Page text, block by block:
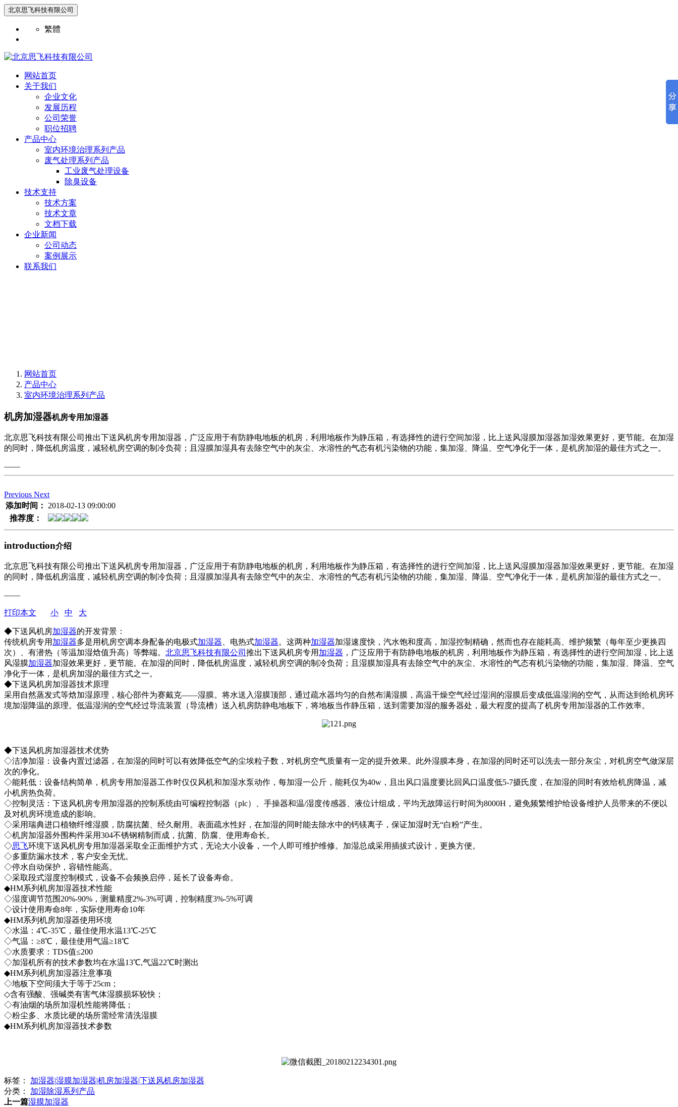
北京思飞科技有限公司
繁體
网站首页
关于我们
企业文化
发展历程
公司荣誉
职位招聘
产品中心
室内环境治理系列产品
废气处理系列产品
工业废气处理设备
除臭设备
技术支持
技术方案
技术文章
文档下载
企业新闻
公司动态
案例展示
联系我们
网站首页
产品中心
室内环境治理系列产品
机房加湿器机房专用加湿器
北京思飞科技有限公司推出下送风机房专用加湿器，广泛应用于有防静电地板的机房，利用地板作为静压箱，有选择性的进行空间加湿，比上送风湿膜加湿器加湿效果更好，更节能。在加湿
的同时，降低机房温度，减轻机房空调的制冷负荷；且湿膜加湿具有去除空气中的灰尘、水溶性的气态有机污染物的功能，集加湿、降温、空气净化于一体，是机房加湿的最佳方式之一。
——
Previous Next
添加时间： 2018-02-13 09:00:00
推荐度：
introduction介绍
北京思飞科技有限公司推出下送风机房专用加湿器，广泛应用于有防静电地板的机房，利用地板作为静压箱，有选择性的进行空间加湿，比上送风湿膜加湿器加湿效果更好，更节能。在加湿
的同时，降低机房温度，减轻机房空调的制冷负荷；且湿膜加湿具有去除空气中的灰尘、水溶性的气态有机污染物的功能，集加湿、降温、空气净化于一体，是机房加湿的最佳方式之一。
——
打印本文 小 中 大
◆下送风机房加湿器的开发背景：
传统机房专用 加湿器多是用机房空调本身配备的电极式加湿器 、电热式加湿器。这两种加湿器加湿速度快，汽水饱和度高，加湿控制精确，然而也存在能耗高、维护频繁（每年至少更换四
次）、有潜热（等温加湿焓值升高）等弊端。 北京思飞科技有限公司 推出下送风机房专用 加湿器 ，广泛应用于有防静电地板的机房，利用地板作为静压箱，有选择性的进行空间加湿，比上送
风湿膜加湿器加湿效果更好，更节能。在加湿的同时，降低机房温度，减轻机房空调的制冷负荷；且湿膜加湿具有去除空气中的灰尘、水溶性的气态有机污染物的功能，集加湿、降温、空气
净化于一体，是机房加湿的最佳方式之一。
◆下送风机房加湿器技术原理
采用自然蒸发式等焓加湿原理，核心部件为赛戴克——湿膜。将水送入湿膜顶部，通过疏水器均匀的自然布满湿膜，高温干燥空气经过湿润的湿膜后变成低温湿润的空气，从而达到给机房环
境加湿降温的原理。低温湿润的空气经过导流装置（导流槽）送入机房防静电地板下，将地板当作静压箱，送到需要加湿的服务器处，最大程度的提高了机房专用加湿器的工作效率。
◆下送风机房加湿器技术优势
◇洁净加湿：设备内置过滤器，在加湿的同时可以有效降低空气的尘埃粒子数，对机房空气质量有一定的提升效果。此外湿膜本身，在加湿的同时还可以洗去一部分灰尘，对机房空气做深层
次的净化。
◇能耗低：设备结构简单，机房专用加湿器工作时仅仅风机和加湿水泵动作，每加湿一公斤，能耗仅为40w，且出风口温度要比回风口温度低5-7摄氏度，在加湿的同时有效给机房降温，减
小机房热负荷。
◇控制灵活：下送风机房专用加湿器的控制系统由可编程控制器（plc）、手操器和温/湿度传感器、液位计组成，平均无故障运行时间为8000H，避免频繁维护给设备维护人员带来的不便以
及对机房环境造成的影响。
◇采用瑞典进口植物纤维湿膜，防腐抗菌、经久耐用。表面疏水性好，在加湿的同时能去除水中的钙镁离子，保证加湿时无“白粉”产生。
◇机房加湿器外围构件采用304不锈钢精制而成，抗菌、防腐、使用寿命长。
◇思飞环境下送风机房专用加湿器采取全正面维护方式，无论大小设备，一个人即可维护维修。加湿总成采用插拔式设计，更换方便。
◇多重防漏水技术，客户安全无忧。
◇停水自动保护，容错性能高。
◇采取段式湿度控制模式，设备不会频换启停，延长了设备寿命。
◆HM系列机房加湿器技术性能
◇湿度调节范围20%-90%，测量精度2%-3%可调，控制精度3%-5%可调
◇设计使用寿命8年，实际使用寿命10年
◆HM系列机房加湿器使用环境
◇水温：4℃-35℃，最佳使用水温13℃-25℃
◇气温：≥8℃，最佳使用气温≥18℃
◇水质要求：TDS值≤200
◇加湿机所有的技术参数均在水温13℃,气温22℃时测出
◆HM系列机房加湿器注意事项
◇地板下空间须大于等于25cm；
◇含有强酸、强碱类有害气体湿膜损坏较快；
◇有油烟的场所加湿机性能将降低；
◇粉尘多、水质比硬的场所需经常清洗湿膜
◆HM系列机房加湿器技术参数
标签： 加湿器|湿膜加湿器|机房加湿器|下送风机房加湿器
分类： 加湿除湿系列产品
上一篇湿膜加湿器